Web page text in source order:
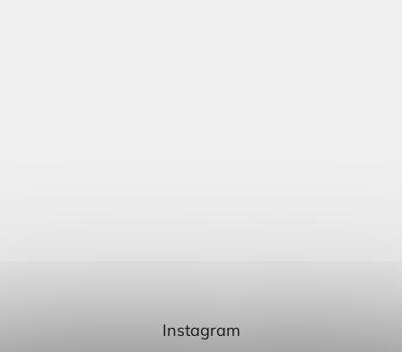
Instagram